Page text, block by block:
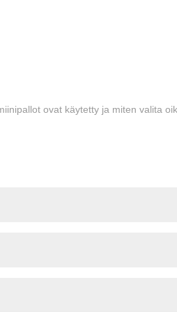
ovat käytetty ja miten valita